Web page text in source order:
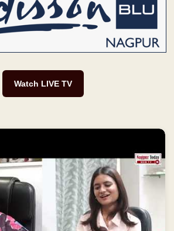
Watch LIVE TV